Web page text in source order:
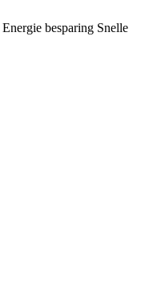
Energie besparing Snelle